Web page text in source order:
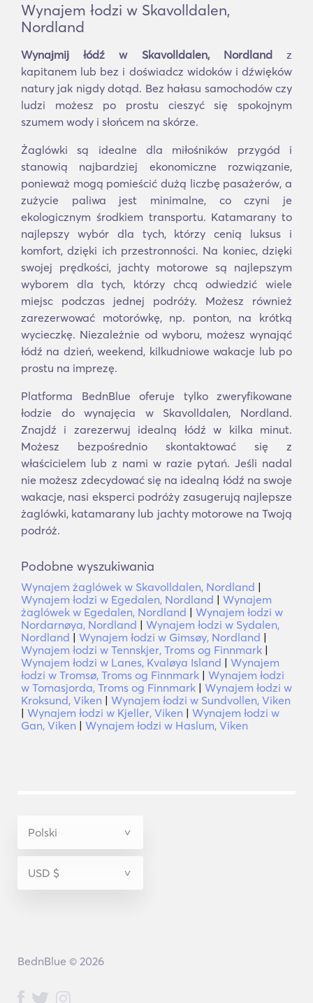
Wynajem łodzi w Skavolldalen,
Nordland
Wynajmij łódź w Skavolldalen, Nordland z
kapitanem lub bez i doświadcz widoków i dźwięków
natury jak nigdy dotąd. Bez hałasu samochodów czy
ludzi możesz po prostu cieszyć się spokojnym
szumem wody i słońcem na skórze.
Żaglówki są idealne dla miłośników przygód i
stanowią najbardziej ekonomiczne rozwiązanie,
ponieważ mogą pomieścić dużą liczbę pasażerów, a
zużycie paliwa jest minimalne, co czyni je
ekologicznym środkiem transportu. Katamarany to
najlepszy wybór dla tych, którzy cenią luksus i
komfort, dzięki ich przestronności. Na koniec, dzięki
swojej prędkości, jachty motorowe są najlepszym
wyborem dla tych, którzy chcą odwiedzić wiele
miejsc podczas jednej podróży. Możesz również
zarezerwować motorówkę, np. ponton, na krótką
wycieczkę. Niezależnie od wyboru, możesz wynająć
łódź na dzień, weekend, kilkudniowe wakacje lub po
prostu na imprezę.
Platforma BednBlue oferuje tylko zweryfikowane
łodzie do wynajęcia w Skavolldalen, Nordland.
Znajdź i zarezerwuj idealną łódź w kilka minut.
Możesz bezpośrednio skontaktować się z
właścicielem lub z nami w razie pytań. Jeśli nadal
nie możesz zdecydować się na idealną łódź na swoje
wakacje, nasi eksperci podróży zasugerują najlepsze
żaglówki, katamarany lub jachty motorowe na Twoją
podróż.
Podobne wyszukiwania
Wynajem żaglówek w Skavolldalen, Nordland |
Wynajem łodzi w Egedalen, Nordland | Wynajem
żaglówek w Egedalen, Nordland | Wynajem łodzi w
Nordarnøya, Nordland | Wynajem łodzi w Sydalen,
Nordland | Wynajem łodzi w Gimsøy, Nordland |
Wynajem łodzi w Tennskjer, Troms og Finnmark |
Wynajem łodzi w Lanes, Kvaløya Island | Wynajem
łodzi w Tromsø, Troms og Finnmark | Wynajem łodzi
w Tomasjorda, Troms og Finnmark | Wynajem łodzi w
Kroksund, Viken | Wynajem łodzi w Sundvollen, Viken
| Wynajem łodzi w Kjeller, Viken | Wynajem łodzi w
Gan, Viken | Wynajem łodzi w Haslum, Viken
BednBlue © 2026